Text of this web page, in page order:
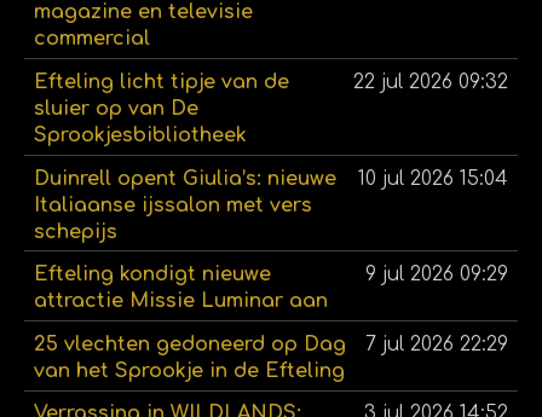
magazine en televisie
commercial
Efteling licht tipje van de
sluier op van De
Sprookjesbibliotheek
22 jul 2026 09:32
Duinrell opent Giulia’s: nieuwe
Italiaanse ijssalon met vers
schepijs
10 jul 2026 15:04
Efteling kondigt nieuwe
attractie Missie Luminar aan
9 jul 2026 09:29
25 vlechten gedoneerd op Dag
van het Sprookje in de Efteling
7 jul 2026 22:29